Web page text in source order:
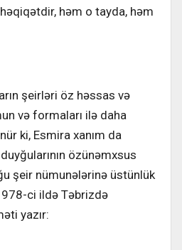
həm o tayda, həm
şeirləri öz həssas və
və formaları ilə daha
ki, Esmira xanım da
özünəmxsus
şeir nümunələrinə üstünlük
ci ildə Təbrizdə
yazır: